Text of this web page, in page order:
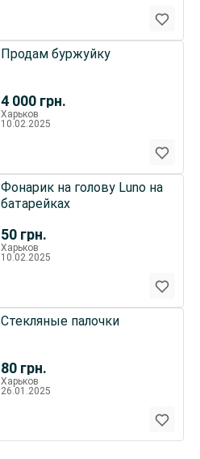
4 000 грн.
Продам буржуйку
Харьков
10.02.2025
50 грн.
Фонарик на голову Luno на
батарейках
Харьков
10.02.2025
80 грн.
Стекляные палочки
Харьков
26.01.2025